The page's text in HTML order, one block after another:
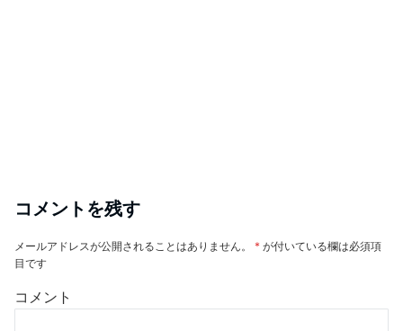
コメントを残す
メールアドレスが公開されることはありません。 * が付いている欄は必須項
目です
コメント